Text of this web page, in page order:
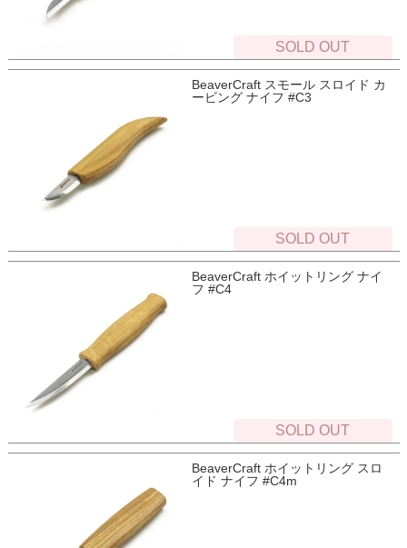
SOLD OUT
BeaverCraft スモール スロイド カ
ービング ナイフ #C3
SOLD OUT
BeaverCraft ホイットリング ナイ
フ #C4
SOLD OUT
BeaverCraft ホイットリング スロ
イド ナイフ #C4m